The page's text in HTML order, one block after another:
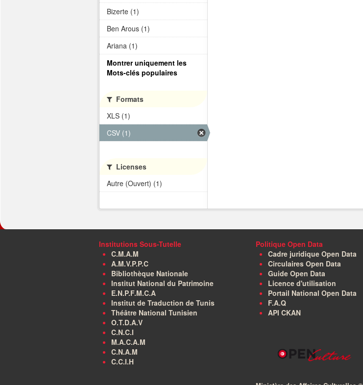
Bizerte (1)
Ben Arous (1)
Ariana (1)
Montrer uniquement les
Mots-clés populaires
Formats
XLS (1)
CSV (1)
Licenses
Autre (Ouvert) (1)
Institutions Sous-Tutelle
C.M.A.M
A.M.V.P.P.C
Bibliothèque Nationale
Institut National du Patrimoine
E.N.P.F.M.C.A
Institut de Traduction de Tunis
Théâtre National Tunisien
O.T.D.A.V
C.N.C.I
M.A.C.A.M
C.N.A.M
C.C.I.H
Politique Open Data
Cadre juridique Open Data
Circulaires Open Data
Guide Open Data
Licence d'utilisation
Portail National Open Data
F.A.Q
API CKAN